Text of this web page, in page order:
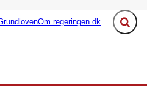
Om regeringen.dk Fold